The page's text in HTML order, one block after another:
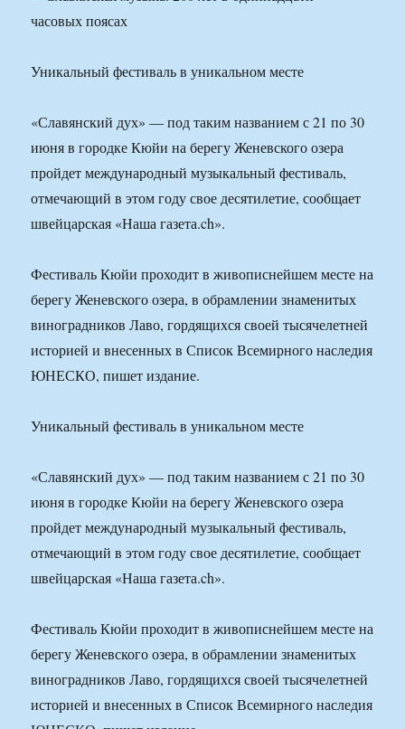
Уникальный фестиваль в уникальном месте
«Славянский дух» — под таким названием с 21 по 30
июня в городке Кюйи на берегу Женевского озера
пройдет международный музыкальный фестиваль,
отмечающий в этом году свое десятилетие, сообщает
швейцарская «Наша газета.ch».
Фестиваль Кюйи проходит в живописнейшем месте на
берегу Женевского озера, в обрамлении знаменитых
виноградников Лаво, гордящихся своей тысячелетней
историей и внесенных в Список Всемирного наследия
ЮНЕСКО, пишет издание.
Уникальный фестиваль в уникальном месте
«Славянский дух» — под таким названием с 21 по 30
июня в городке Кюйи на берегу Женевского озера
пройдет международный музыкальный фестиваль,
отмечающий в этом году свое десятилетие, сообщает
швейцарская «Наша газета.ch».
Фестиваль Кюйи проходит в живописнейшем месте на
берегу Женевского озера, в обрамлении знаменитых
виноградников Лаво, гордящихся своей тысячелетней
историей и внесенных в Список Всемирного наследия